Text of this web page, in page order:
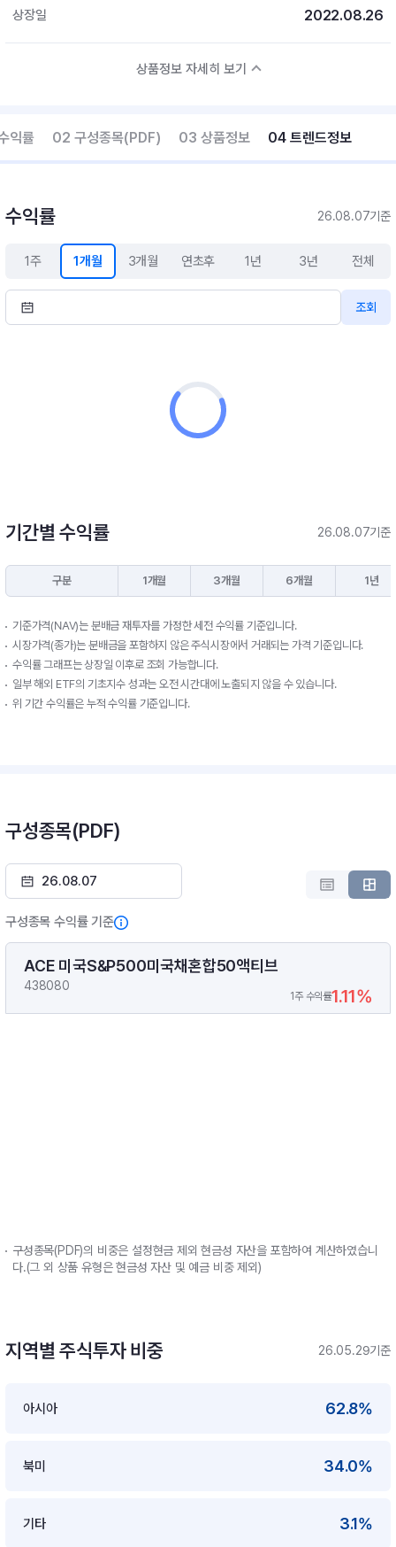
상장일 2022.08.26
상품정보 자세히 보기
익률 02 구성종목(PDF) 03 상품정보 04 트렌드정보
수익률 26.08.07기준
1주 1개월 3개월 연초후 1년 3년 전체
조회
기간별 수익률 26.08.07기준
구분 1개월 3개월 6개월 1년
기준가격(NAV)는 분배금 재투자를 가정한 세전 수익률 기준입니다.
시장가격(종가)는 분배금을 포함하지 않은 주식시장에서 거래되는 가격 기준입니다.
수익률 그래프는 상장일 이후로 조회 가능합니다.
일부 해외 ETF의 기초지수 성과는 오전 시간대에 노출되지 않을 수 있습니다.
위 기간 수익률은 누적 수익률 기준입니다.
구성종목(PDF)
구성종목 수익률 기준
ACE 미국S&P500미국채혼합50액티브
438080
1주 수익률1.11%
구성종목(PDF)의 비중은 설정현금 제외 현금성 자산을 포함하여 계산하였습니
다.(그 외 상품 유형은 현금성 자산 및 예금 비중 제외)
지역별 주식투자 비중 26.05.29기준
아시아 62.8%
북미 34.0%
기타 3.1%